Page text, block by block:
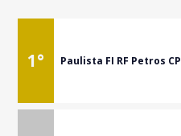
1° Paulista FI RF Petros CP